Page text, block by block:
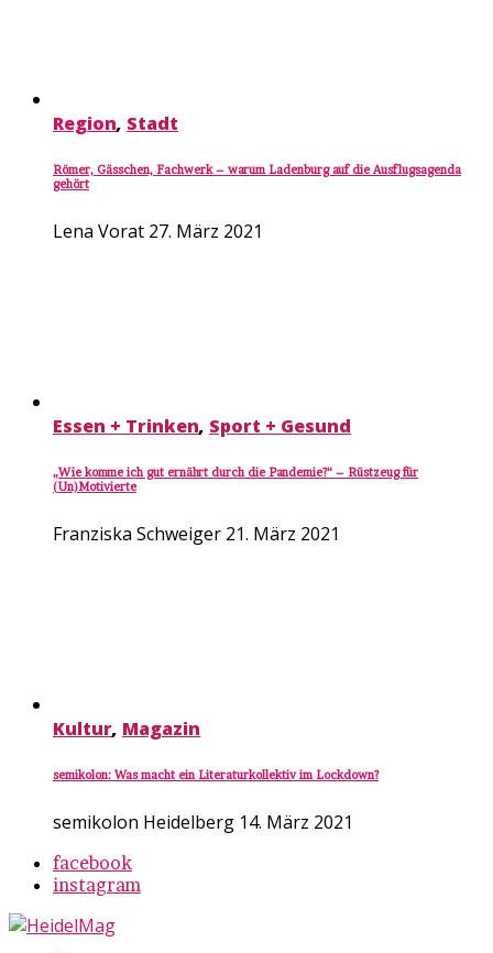
Region, Stadt
Römer, Gässchen, Fachwerk – warum Ladenburg auf die Ausflugsagenda
gehört
Lena Vorat 27. März 2021
Essen + Trinken, Sport + Gesund
„Wie komme ich gut ernährt durch die Pandemie?“ – Rüstzeug für
(Un)Motivierte
Franziska Schweiger 21. März 2021
Kultur, Magazin
semikolon: Was macht ein Literaturkollektiv im Lockdown?
semikolon Heidelberg 14. März 2021
facebook
instagram